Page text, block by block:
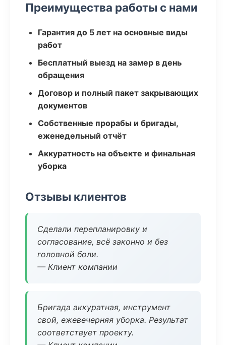
Преимущества работы с нами
Гарантия до 5 лет на основные виды
работ
Бесплатный выезд на замер в день
обращения
Договор и полный пакет закрывающих
документов
Собственные прорабы и бригады,
еженедельный отчёт
Аккуратность на объекте и финальная
уборка
Отзывы клиентов
Сделали перепланировку и
согласование, всё законно и без
головной боли.
— Клиент компании
Бригада аккуратная, инструмент
свой, ежевечерняя уборка. Результат
соответствует проекту.